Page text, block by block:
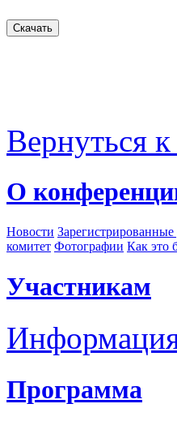
Вернуться
О
Новости Зарегистрированные
комитет Фотографии Как это
Участникам
Программа